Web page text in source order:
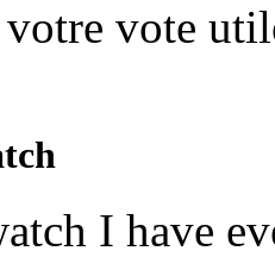
vote
I have